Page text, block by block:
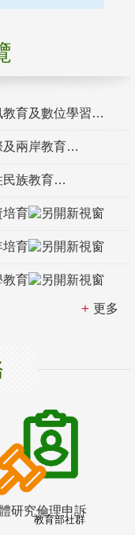
教育及數位學習
及兩岸教育
民族教育
培育
培育
教育
更多
研究倫理申訴
教育部社群